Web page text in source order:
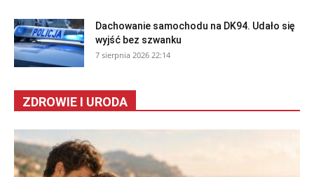
Dachowanie samochodu na DK94. Udało się
wyjść bez szwanku
7 sierpnia 2026 22:14
ZDROWIE I URODA